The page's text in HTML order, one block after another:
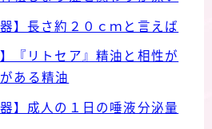
】長さ約２０ｃｍと言えば
『リトセア』精油と相性が
ある精油
】成人の１日の唾液分泌量